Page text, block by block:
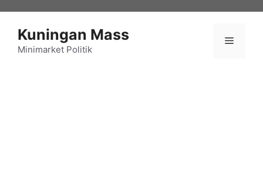
Kuningan Mass
Minimarket Politik
Menu